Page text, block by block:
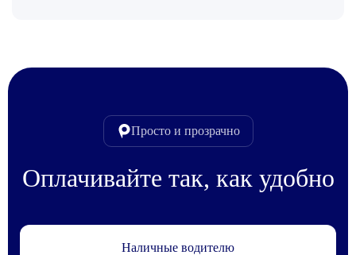
Просто и прозрачно
Оплачивайте так, как удобно
Наличные водителю